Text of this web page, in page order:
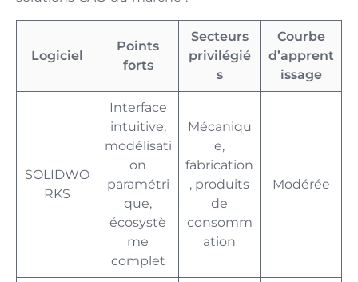
Logiciel
Points
forts
Secteurs
privilégié
s
Courbe
d’apprent
issage
SOLIDWO
RKS
Interface
intuitive,
modélisati
on
paramétri
que,
écosystè
me
complet
Mécaniqu
e,
fabrication
, produits
de
consomm
ation
Modérée